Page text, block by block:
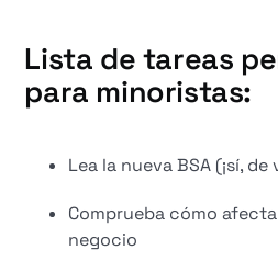
Lista de tareas
para minoristas:
Lea la nueva BSA (¡sí, de
Comprueba cómo
negocio